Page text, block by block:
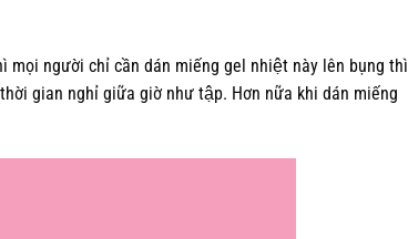
mọi người chỉ cần dán miếng gel nhiệt này lên bụng thì
gian nghỉ giữa giờ như tập. Hơn nữa khi dán miếng